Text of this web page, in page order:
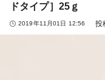
ドタイプ］25ｇ
2019年11月01日 12:56 投